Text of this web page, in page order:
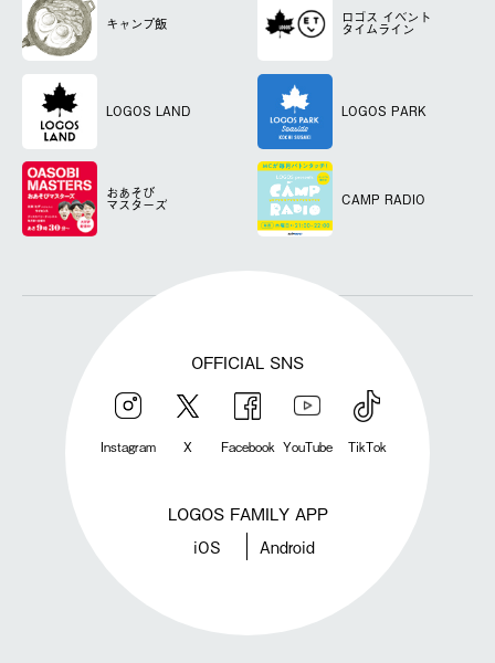
キャンプ飯 ロゴス イベント
タイムライン
LOGOS LAND LOGOS PARK
おあそび
マスターズ CAMP RADIO
OFFICIAL SNS
Instagram X Facebook YouTube TikTok
LOGOS FAMILY APP
iOS Android